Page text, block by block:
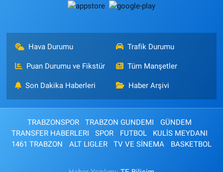
Hava Durumu Trafik Durumu
Puan Durumu ve Fikstür Tüm Manşetler
Son Dakika Haberleri Haber Arşivi
TRABZONSPOR TRABZON GUNDEMI
GÜNDEM
TRANSFER HABERLERI
SPOR FUTBOL
KULİS MEYDANI
1461 TRABZON
ALT LIGLER TV VE SİNEMA BASKETBOL